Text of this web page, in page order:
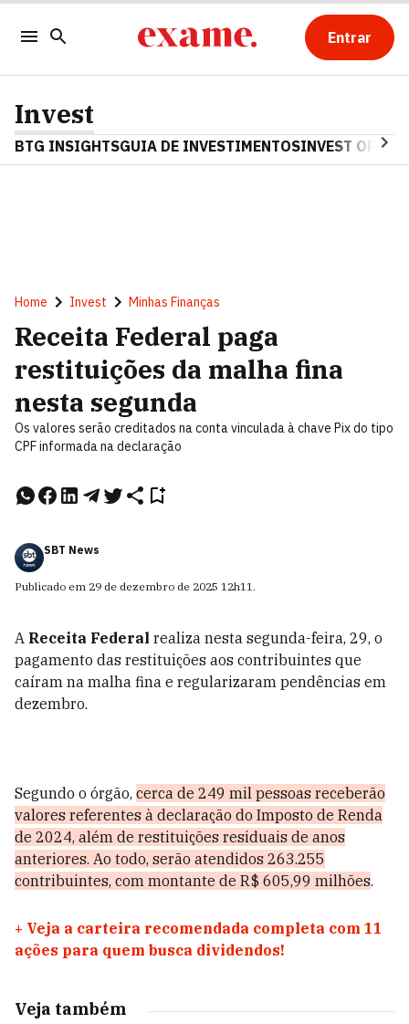
Entrar
Invest
BTG INSIGHTSGUIA DE INVESTIMENTOSINVEST OPINA
Home Invest Minhas Finanças
Receita Federal paga
restituições da malha fina
nesta segunda
Os valores serão creditados na conta vinculada à chave Pix do tipo
CPF informada na declaração
SBT News
Publicado em 29 de dezembro de 2025 12h11.
A Receita Federal realiza nesta segunda-feira, 29, o
pagamento das restituições aos contribuintes que
caíram na malha fina e regularizaram pendências em
dezembro.
Segundo o órgão, cerca de 249 mil pessoas receberão
valores referentes à declaração do Imposto de Renda
de 2024, além de restituições residuais de anos
anteriores. Ao todo, serão atendidos 263.255
contribuintes, com montante de R$ 605,99 milhões.
+ Veja a carteira recomendada completa com 11
ações para quem busca dividendos!
Veja também